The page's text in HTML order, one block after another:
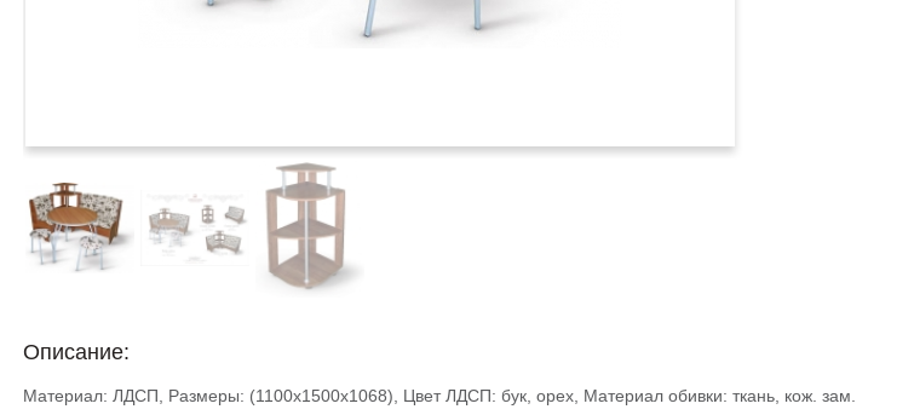
Описание:
Материал: ЛДСП, Размеры: (1100х1500х1068), Цвет ЛДСП: бук, орех, Материал обивки: ткань, кож. зам.